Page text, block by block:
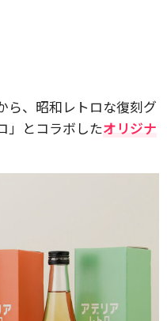
ら、昭和レトロな復刻グ
」とコラボしたオリジナ